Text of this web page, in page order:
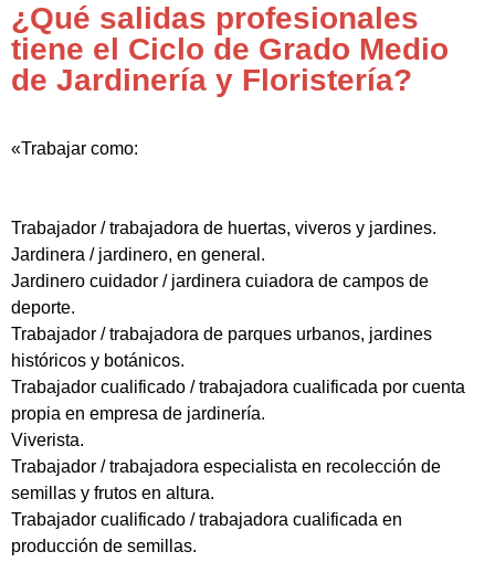
¿Qué salidas profesionales
tiene el Ciclo de Grado Medio
de Jardinería y Floristería?
«Trabajar como:
Trabajador / trabajadora de huertas, viveros y jardines.
Jardinera / jardinero, en general.
Jardinero cuidador / jardinera cuiadora de campos de
deporte.
Trabajador / trabajadora de parques urbanos, jardines
históricos y botánicos.
Trabajador cualificado / trabajadora cualificada por cuenta
propia en empresa de jardinería.
Viverista.
Trabajador / trabajadora especialista en recolección de
semillas y frutos en altura.
Trabajador cualificado / trabajadora cualificada en
producción de semillas.